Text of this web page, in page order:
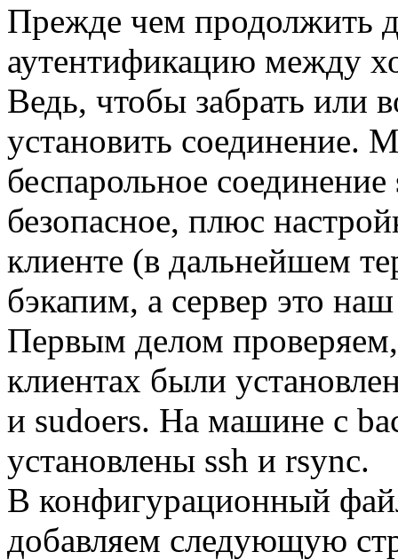
Прежде чем продолжить
аутентификацию между
Ведь, чтобы забрать или
установить соединение.
беспарольное
безопасное, плюс
клиенте (в дальнейшем
бэкапим, а сервер это
Первым делом
клиентах были
и sudoers. На машине с
установлены ssh и rsync.
В конфигурационный
добавляем следующую